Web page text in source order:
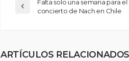
Falta solo una semana para el
concierto de Nach en Chile
ARTÍCULOS RELACIONADOS